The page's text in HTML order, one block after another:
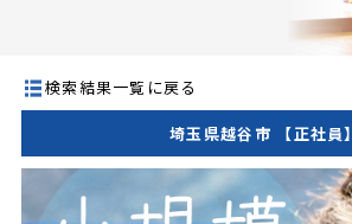
検索結果一覧に戻る
埼玉県越谷市 【正社員】